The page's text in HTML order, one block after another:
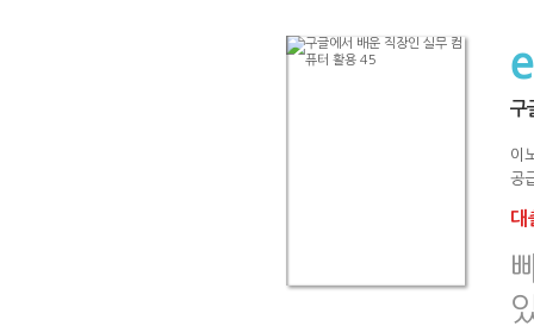
구
이
공
대